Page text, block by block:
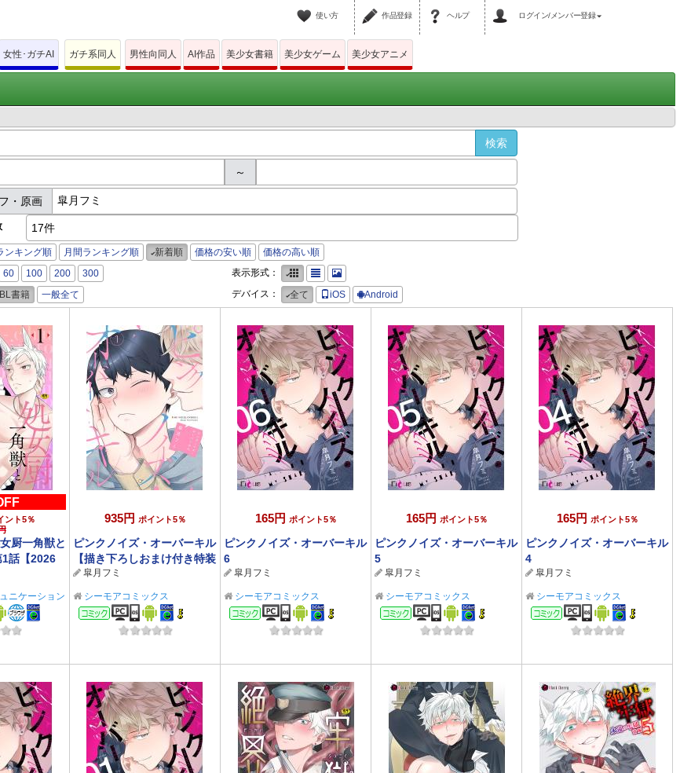
使い方 作品登録 ヘルプ ログイン/メンバー登録
女性･ガチAI ガチ系同人 男性向同人 AI作品 美少女書籍 美少女ゲーム 美少女アニメ
～
・原画
17件
ンキング順 月間ランキング順 新着順 価格の安い順
価格の高い順
60 100 200 300
表示形式：
書籍 一般全て デバイス： 全て iOS Android
ント5％
厨一角獣と
話【2026
】
ニケーション
935円 ポイント5％
ピンクノイズ・オーバーキル
【描き下ろしおまけ付き特装
版】 1
皐月フミ
シーモアコミックス
コミック
165円 ポイント5％
ピンクノイズ・オーバーキル
6
皐月フミ
シーモアコミックス
コミック
165円 ポイント5％
ピンクノイズ・オーバーキル
5
皐月フミ
シーモアコミックス
コミック
165円 ポイント5％
ピンクノイズ・オーバーキル
4
皐月フミ
シーモアコミックス
コミック